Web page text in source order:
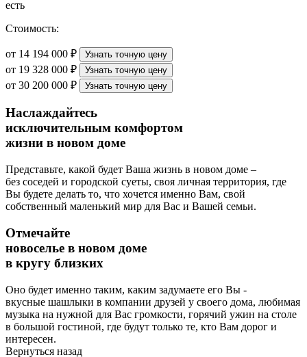
есть
Стоимость:
от 14 194 000 ₽ Узнать точную цену
от 19 328 000 ₽ Узнать точную цену
от 30 200 000 ₽ Узнать точную цену
Наслаждайтесь
исключительным комфортом
жизни в новом доме
Представьте, какой будет Ваша жизнь в новом доме –
без соседей и городской суеты, своя личная территория, где
Вы будете делать то, что хочется именно Вам, свой
собственный маленький мир для Вас и Вашей семьи.
Отмечайте
новоселье в новом доме
в кругу близких
Оно будет именно таким, каким задумаете его Вы -
вкусные шашлыки в компании друзей у своего дома, любимая
музыка на нужной для Вас громкости, горячий ужин на столе
в большой гостиной, где будут только те, кто Вам дорог и
интересен.
Вернуться назад